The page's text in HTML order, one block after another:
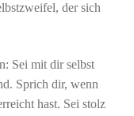
der sich
Sei mit dir selbst
Sprich dir, wenn
hast. Sei stolz